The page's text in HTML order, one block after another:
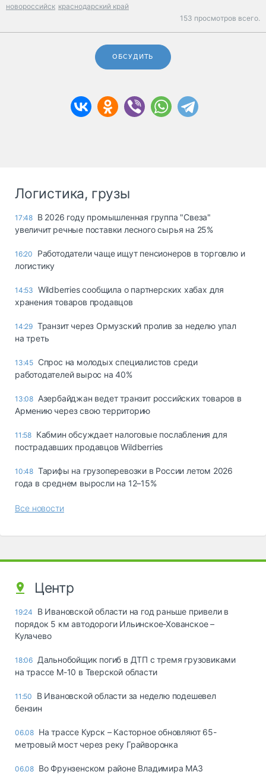
новороссийск краснодарский край
153 просмотров всего.
ОБСУДИТЬ
Логистика, грузы
17:48 В 2026 году промышленная группа "Свеза"
увеличит речные поставки лесного сырья на 25%
16:20
Работодатели чаще ищут пенсионеров в торговлю и
логистику
14:53 Wildberries сообщила о партнерских хабах для
хранения товаров продавцов
14:29 Транзит через Ормузский пролив за неделю упал
на треть
13:45 Спрос на молодых специалистов среди
работодателей вырос на 40%
13:08 Азербайджан ведет транзит российских товаров в
Армению через свою территорию
11:58 Кабмин обсуждает налоговые послабления для
пострадавших продавцов Wildberries
10:48 Тарифы на грузоперевозки в России летом 2026
года в среднем выросли на 12–15%
Все новости
Центр
19:24
В Ивановской области на год раньше привели в
порядок 5 км автодороги Ильинское-Хованское –
Кулачево
18:06 Дальнобойщик погиб в ДТП с тремя грузовиками
на трассе М-10 в Тверской области
11:50
В Ивановской области за неделю подешевел
бензин
06.08 На трассе Курск – Касторное обновляют 65-
метровый мост через реку Грайворонка
06.08 Во Фрунзенском районе Владимира МАЗ